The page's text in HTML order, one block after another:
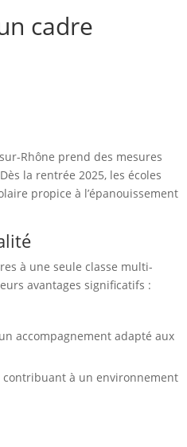
cadre
Rhône prend des mesures
la rentrée 2025, les écoles
propice à l’épanouissement
à une seule classe multi-
avantages significatifs :
accompagnement adapté aux
contribuant à un environnement